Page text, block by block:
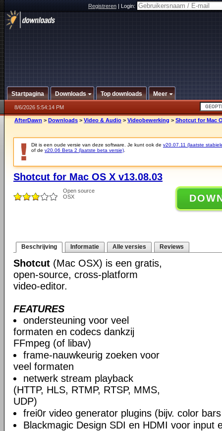
Registreren|Login:
Startpagina Downloads Top downloads Meer
8/6/2026 5:54:14 PM
AfterDawn > Downloads > Video & Audio > Videobewerking > Shotcut for Mac
Dit is een oude versie van deze software. Je kunt ook de v20.07.11 (laatste
of de v20.06 Beta 2 (laatste beta versie)
Shotcut for Mac OS X v13.08.03
Open source
OSX
Beschrijving Informatie Alle versies Reviews
Shotcut (Mac OSX) is een gratis,
open-source, cross-platform
video-editor.
FEATURES
ondersteuning voor veel
formaten en codecs dankzij
FFmpeg (of libav)
frame-nauwkeurig zoeken voor
veel formaten
netwerk stream playback
(HTTP, HLS, RTMP, RTSP, MMS,
UDP)
frei0r video generator plugins (bijv. color
Blackmagic Design SDI en HDMI voor input